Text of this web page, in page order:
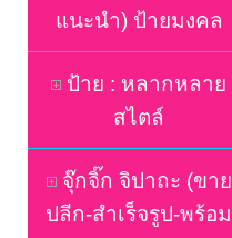
แนะนำ) ป้ายมงคล
ป้าย : หลากหลาย
สไตล์
จุ๊กจิ๊ก จิปาถะ (ขาย
ปลีก-สำเร็จรูป-พร้อม